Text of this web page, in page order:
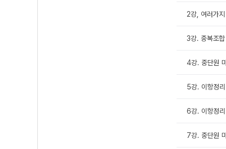
2강, 여러가
3강. 중복조합
4강. 중단원
5강. 이항정
6강. 이항정
7강. 중단원